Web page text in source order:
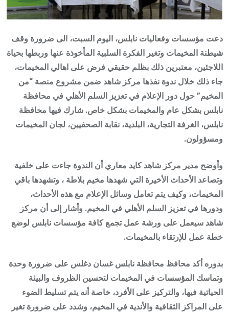
دعت مؤسسات وفعاليات نابلس، اليوم السبت، الى ضرورة وقف
شيطنة المخيمات وتغير الفكرة السلبية المأخوذة عنها وربطها بحياة
اللاجئين، معتبرين ذلك بظلم حقيقي فرض على اهالي المخيمات،
جاء ذلك خلال ندوة نفذها مركز شاهد ضمن مشروع منصة “من
المخيم” حول دور الإعلام في تعزيز السلم الأهلي في محافظة
نابلس بشكل عام والمخيمات بشكل خاص. شارك فيها محافظة
نابلس، الغرفة التجارية، البلدية، نقابة الصحفيين، لجان المخيمات
ومسؤولون.
وأوضح مدير مركز شاهد كايد معاري أن الندوة جاءت على خلفية
وتصاعد الأحداث الأخيرة التي شهدها مخيم بلاطة ، وتشهدها باقي
المخيمات، وكيف يتم تعامل وسائل الإعلام مع هذه الأحداث،
ودورها في تعزيز السلم الأهلي في المخيم. وأشار إلى أن مركز
شاهد سيعمل على ورشة عمل تجمع كافة مؤسسات نابلس لوضع
خطة عمل للإرتقاء بالمخيمات.
بدوره أكد محافظ محافظة نابلس غسان دغلس على ضرورة وحدة
وتماسك المؤسسات في المخيمات لتحسين الظروف والبيئة
الحياتية فيها، والتركيز على الأفرد، خاصة أنه يتم تسليط الضوء
على المراكز الثقافية والأندية في المخيم، وشدد على ضرورة تغير